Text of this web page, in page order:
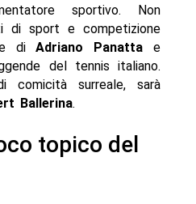
sportivo. Non
di sport e competizione
diAdriano Panatta e
del tennis italiano.
surreale, sarà
Ballerina.
topico del